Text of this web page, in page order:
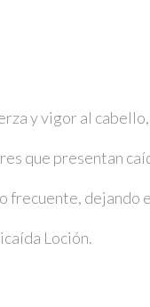
y vigor al
que presentan
frecuente, dejando
Loción.